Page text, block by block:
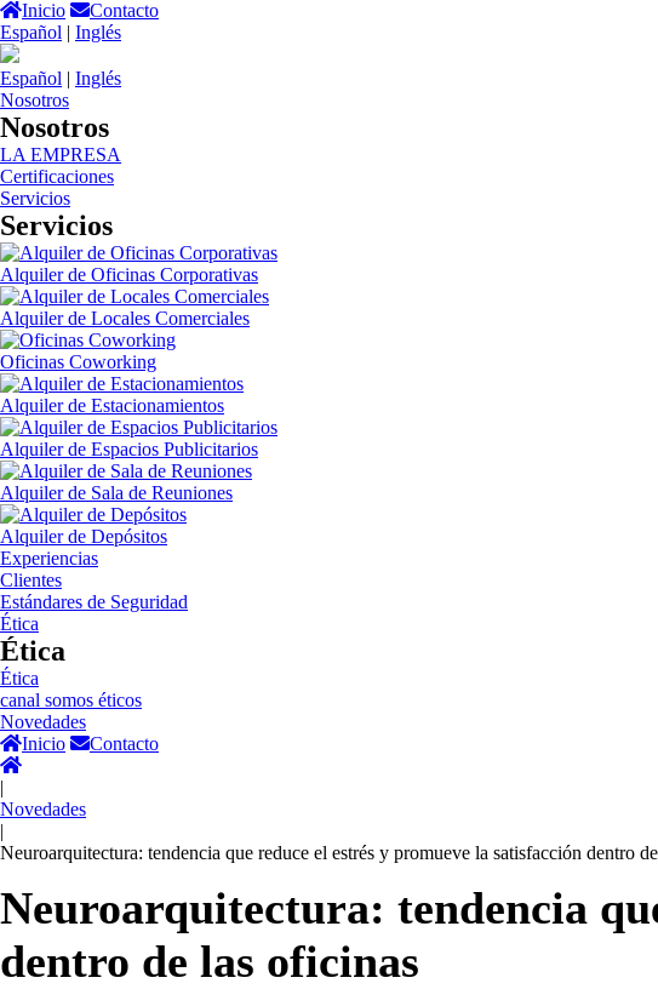
Inicio
Contacto
Español | Inglés
Español | Inglés
Nosotros
Nosotros
LA EMPRESA
Certificaciones
Servicios
Servicios
Alquiler de Oficinas Corporativas
Alquiler de Locales Comerciales
Oficinas Coworking
Alquiler de Estacionamientos
Alquiler de Espacios Publicitarios
Alquiler de Sala de Reuniones
Alquiler de Depósitos
Experiencias
Clientes
Estándares de Seguridad
Ética
Ética
Ética
canal somos éticos
Novedades
Inicio
Contacto
|
Novedades
|
Neuroarquitectura: tendencia que reduce el estrés y promueve la satisfacción dentro
Neuroarquitectura: tendencia
dentro de las oficinas